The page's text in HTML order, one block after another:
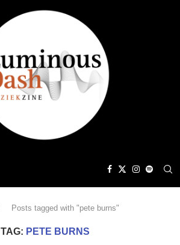
Posts tagged with "pete burns"
TAG: PETE BURNS